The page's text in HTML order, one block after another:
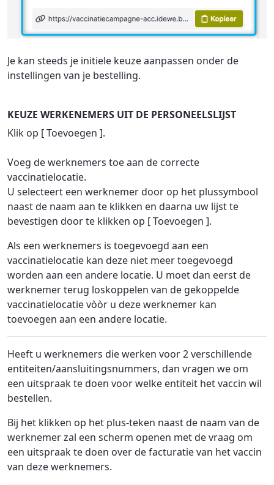
Je kan steeds je initiele keuze aanpassen onder de
instellingen van je bestelling.
KEUZE WERKENEMERS UIT DE PERSONEELSLIJST
Klik op [ Toevoegen ].
Voeg de werknemers toe aan de correcte
vaccinatielocatie.
U selecteert een werknemer door op het plussymbool
naast de naam aan te klikken en daarna uw lijst te
bevestigen door te klikken op [ Toevoegen ].
Als een werknemers is toegevoegd aan een
vaccinatielocatie kan deze niet meer toegevoegd
worden aan een andere locatie. U moet dan eerst de
werknemer terug loskoppelen van de gekoppelde
vaccinatielocatie vòòr u deze werknemer kan
toevoegen aan een andere locatie.
Heeft u werknemers die werken voor 2 verschillende
entiteiten/aansluitingsnummers, dan vragen we om
een uitspraak te doen voor welke entiteit het vaccin wil
bestellen.
Bij het klikken op het plus-teken naast de naam van de
werknemer zal een scherm openen met de vraag om
een uitspraak te doen over de facturatie van het vaccin
van deze werknemers.